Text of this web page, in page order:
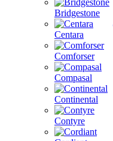
Bridgestone
Centara
Comforser
Compasal
Continental
Contyre